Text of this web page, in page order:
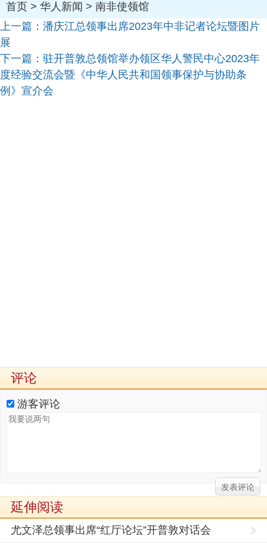
首页 > 华人新闻 > 南非使领馆
上一篇： 潘庆江总领事出席2023年中非记者论坛暨图片
展
下一篇： 驻开普敦总领馆举办领区华人警民中心2023年
度经验交流会暨《中华人民共和国领事保护与协助条
例》宣介会
评论
游客评论
延伸阅读
尤文泽总领事出席“红厅论坛”开普敦对话会